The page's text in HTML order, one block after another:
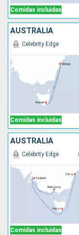
Comidas incluidas
AUSTRALIA
Comidas incluidas
Celebrity Edge
AUSTRALIA
Comidas incluidas
Celebrity Edge